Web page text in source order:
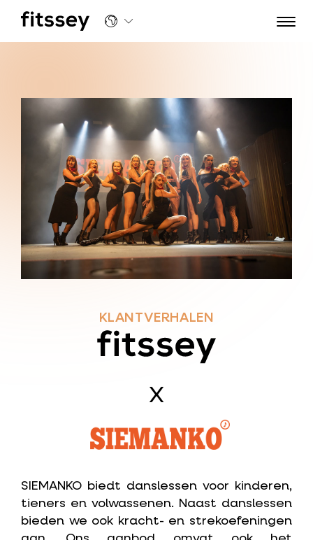
KLANTVERHALEN
SIEMANKO biedt danslessen voor kinderen,
tieners en volwassenen. Naast danslessen
bieden we ook kracht- en strekoefeningen